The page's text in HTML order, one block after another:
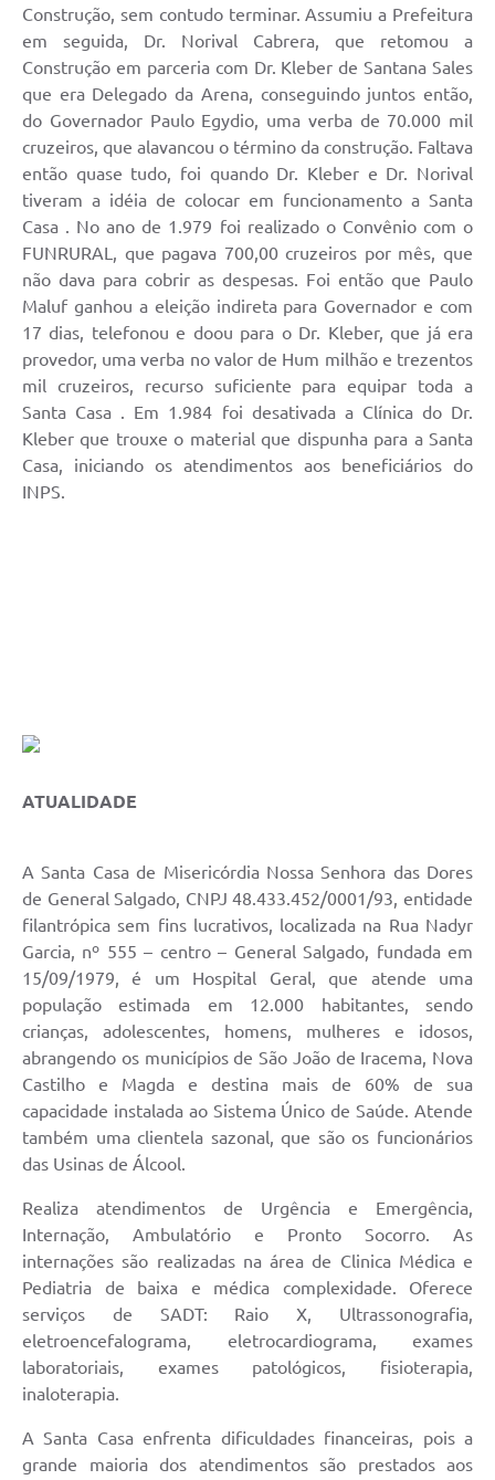
Construção, sem contudo terminar. Assumiu a Prefeitura
em seguida, Dr. Norival Cabrera, que retomou a
Construção em parceria com Dr. Kleber de Santana Sales
que era Delegado da Arena, conseguindo juntos então,
do Governador Paulo Egydio, uma verba de 70.000 mil
cruzeiros, que alavancou o término da construção. Faltava
então quase tudo, foi quando Dr. Kleber e Dr. Norival
tiveram a idéia de colocar em funcionamento a Santa
Casa . No ano de 1.979 foi realizado o Convênio com o
FUNRURAL, que pagava 700,00 cruzeiros por mês, que
não dava para cobrir as despesas. Foi então que Paulo
Maluf ganhou a eleição indireta para Governador e com
17 dias, telefonou e doou para o Dr. Kleber, que já era
provedor, uma verba no valor de Hum milhão e trezentos
mil cruzeiros, recurso suficiente para equipar toda a
Santa Casa . Em 1.984 foi desativada a Clínica do Dr.
Kleber que trouxe o material que dispunha para a Santa
Casa, iniciando os atendimentos aos beneficiários do
INPS.
ATUALIDADE
A Santa Casa de Misericórdia Nossa Senhora das Dores
de General Salgado, CNPJ 48.433.452/0001/93, entidade
filantrópica sem fins lucrativos, localizada na Rua Nadyr
Garcia, nº 555 – centro – General Salgado, fundada em
15/09/1979, é um Hospital Geral, que atende uma
população estimada em 12.000 habitantes, sendo
crianças, adolescentes, homens, mulheres e idosos,
abrangendo os municípios de São João de Iracema, Nova
Castilho e Magda e destina mais de 60% de sua
capacidade instalada ao Sistema Único de Saúde. Atende
também uma clientela sazonal, que são os funcionários
das Usinas de Álcool.
Realiza atendimentos de Urgência e Emergência,
Internação, Ambulatório e Pronto Socorro. As
internações são realizadas na área de Clinica Médica e
Pediatria de baixa e médica complexidade. Oferece
serviços de SADT: Raio X, Ultrassonografia,
eletroencefalograma, eletrocardiograma, exames
laboratoriais, exames patológicos, fisioterapia,
inaloterapia.
A Santa Casa enfrenta dificuldades financeiras, pois a
grande maioria dos atendimentos são prestados aos